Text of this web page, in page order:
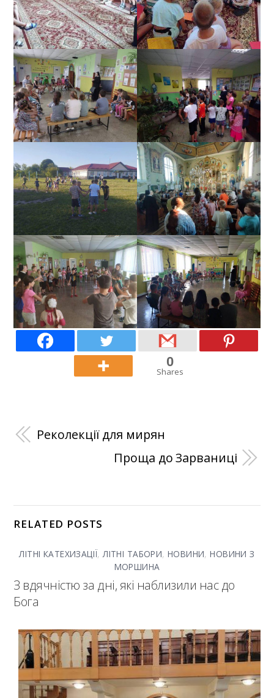
0
Shares
Реколекції для мирян
Проща до Зарваниці
RELATED POSTS
ЛІТНІ КАТЕХИЗАЦІЇ, ЛІТНІ ТАБОРИ, НОВИНИ,НОВИНИ З
МОРШИНА
З вдячністю за дні, які наблизили нас до
Бога